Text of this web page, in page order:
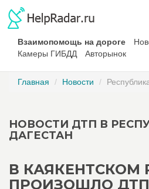
Взаимопомощь на дороге
Камеры ГИБДД
Авторынок
Главная Новости
НОВОСТИ ДТП В
ДАГЕСТАН
В КАЯКЕНТСКОМ
ПРОИЗОШЛО